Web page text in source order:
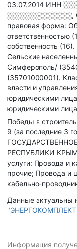
03.07.2014 ИНН
░░░░░░░░░░░░░,
правовая форма:
ответственностью
собственность (16).
Сельские
Симферополь/
(35701000001).
власти и
юридическими
юридическими
Победы в
9 (за последние 3
РЕСПУБЛИКИ КРЫМ
услуги: Провода и
прочие; Провода и
кабельно-
Данные актуальны
Информация